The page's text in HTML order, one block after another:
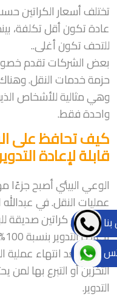
تختلف أسعار الكراتين
عادة تكون أقل تكلفة،
للتحف تكون أغلى..
بعض الشركات تقدم
حزمة خدمات النقل. وهناك
وهي مثالية للأشخاص
واحدة فقط.
كيف تحافظ على
قابلة لإعادة
الوعي البيئي أصبح جزءًا
عمليات النقل. في
باستخدام كراتين صديقة
لإعادة التدوير بنسبة 100%.
يمكنك بعد انتهاء عملية
التخزين أو التبرع بها لمن
التدوير.